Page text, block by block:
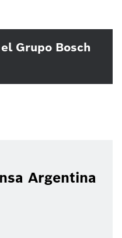
Grupo Bosch
Argentina